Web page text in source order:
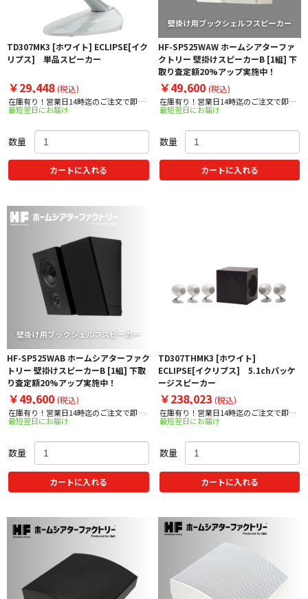
TD307MK3 [ホワイト] ECLIPSE[イク
リプス] 単品スピーカー
￥29,448(税込)
在庫有り！営業日14時迄のご注文で即日
出荷！
最短翌日にお届け
数量
カートに入れる
HF-SP525WAW ホームシアターファ
クトリー 壁掛けスピーカーB [1組] 下
取り査定額20%アップ実施中！
￥49,600 (税込)
在庫有り！営業日14時迄のご注文で即日
出荷！
最短翌日にお届け
数量
カートに入れる
HF-SP525WAB ホームシアターファク
トリー 壁掛けスピーカーB [1組] 下取
り査定額20%アップ実施中！
￥49,600 (税込)
在庫有り！営業日14時迄のご注文で即日
出荷！
最短翌日にお届け
数量
カートに入れる
TD307THMK3 [ホワイト]
ECLIPSE[イクリプス] 5.1chパッケ
ージスピーカー
￥238,023 (税込)
在庫有り！営業日14時迄のご注文で即日
出荷！
最短翌日にお届け
数量
カートに入れる